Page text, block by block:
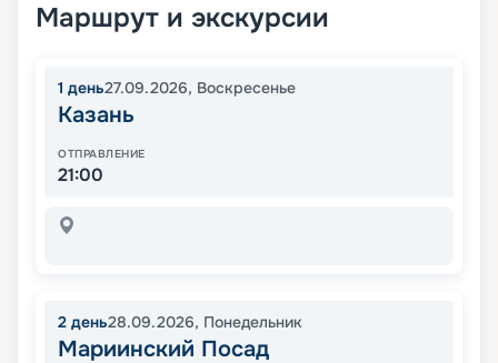
Маршрут и экскурсии
1 день27.09.2026, Воскресенье
Казань
ОТПРАВЛЕНИЕ
21:00
2 день28.09.2026, Понедельник
Мариинский Посад